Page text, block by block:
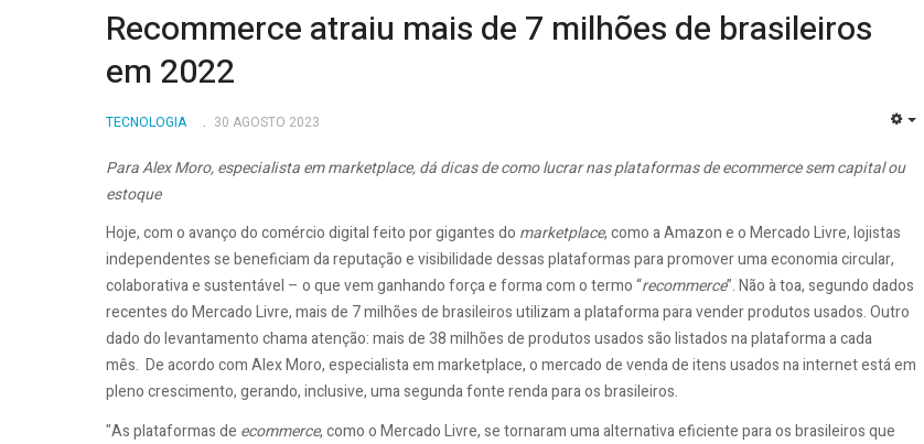
Recommerce atraiu mais de 7 milhões de brasileiros
em 2022
TECNOLOGIA 30 AGOSTO 2023
Para Alex Moro, especialista em marketplace,dá dicas de como lucrar nas plataformas de ecommerce sem capital ou
estoque
Hoje, com o avanço do comércio digital feito por gigantes do marketplace, como a Amazon e o Mercado Livre, lojistas
independentes se beneficiam da reputação e visibilidade dessas plataformas para promover uma economia circular,
colaborativa e sustentável – o que vem ganhando força e forma com o termo “recommerce”. Não à toa, segundo dados
recentes do Mercado Livre, mais de 7 milhões de brasileiros utilizam a plataforma para vender produtos usados. Outro
dado do levantamento chama atenção: mais de 38 milhões de produtos usados são listados na plataforma a cada
mês. De acordo com Alex Moro, especialista em marketplace, o mercado de venda de itens usados na internet está em
pleno crescimento, gerando, inclusive, uma segunda fonte renda para os brasileiros.
"As plataformas de ecommerce, como o Mercado Livre, se tornaram uma alternativa eficiente para os brasileiros que